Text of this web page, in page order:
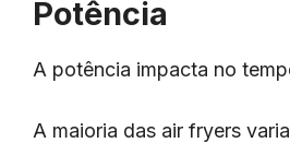
Potência
A potência impacta no
A maioria das air fryers